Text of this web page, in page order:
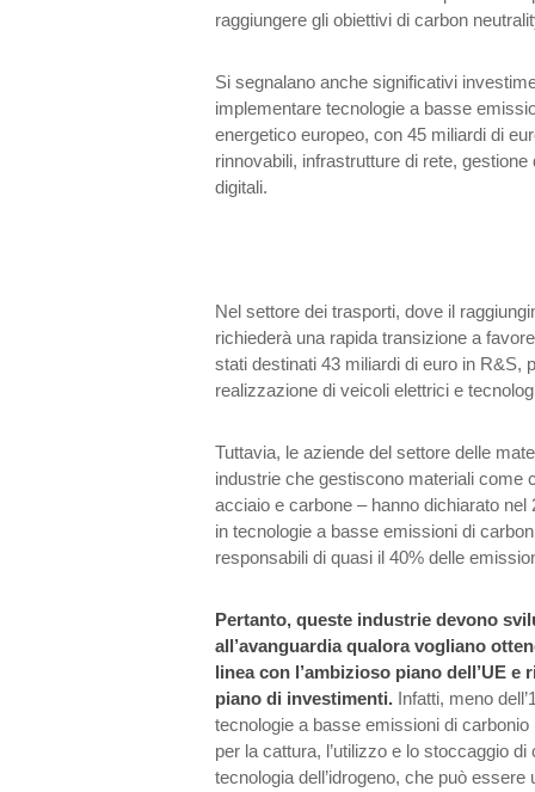
raggiungere gli obiettivi di carbon
Si segnalano anche significativi
implementare tecnologie a basse
energetico europeo, con 45 miliardi di
rinnovabili, infrastrutture di rete,
digitali.
Nel settore dei trasporti, dove il
richiederà una rapida transizione a
stati destinati 43 miliardi di euro in R&S,
realizzazione di veicoli elettrici e
Tuttavia, le aziende del settore delle
industrie che gestiscono materiali come
acciaio e carbone – hanno dichiarato
in tecnologie a basse emissioni di
responsabili di quasi il 40% delle
Pertanto, queste industrie devono
all’avanguardia qualora vogliano
linea con l’ambizioso piano dell’UE
piano di investimenti. Infatti, meno
tecnologie a basse emissioni di
per la cattura, l’utilizzo e lo stoccaggio
tecnologia dell’idrogeno, che può essere